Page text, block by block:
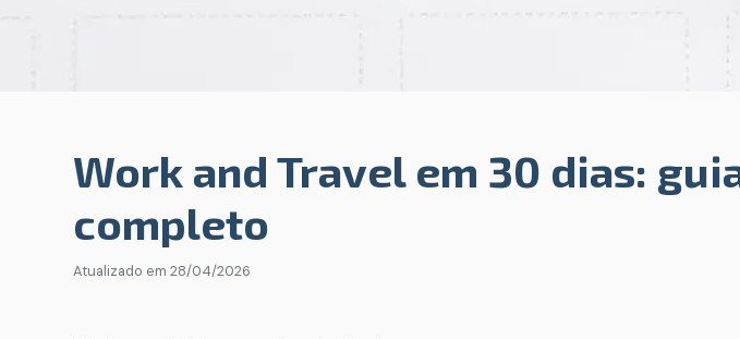
Work and Travel em 30 dias:
completo
Atualizado em 28/04/2026